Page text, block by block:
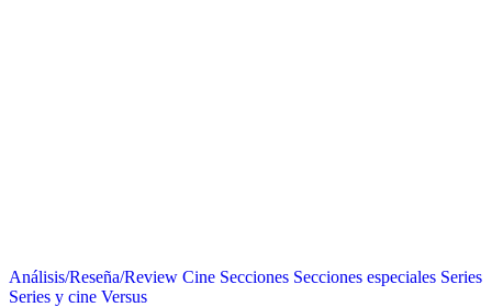
Análisis/Reseña/Review Cine Secciones Secciones especiales Series
Series y cine Versus